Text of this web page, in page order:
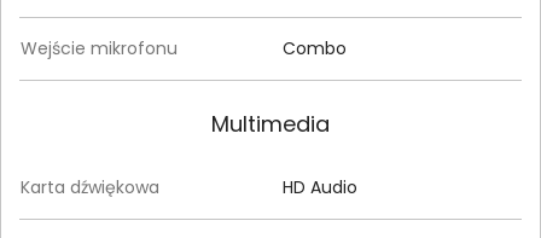
Wejście mikrofonu Combo
Multimedia
Karta dźwiękowa HD Audio